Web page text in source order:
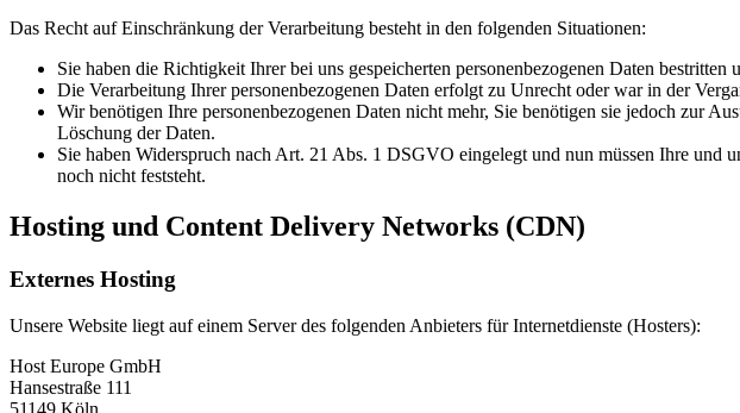
Das Recht auf Einschränkung der Verarbeitung besteht in den folgenden Situationen:
Sie haben die Richtigkeit Ihrer bei uns gespeicherten personenbezogenen Daten
Die Verarbeitung Ihrer personenbezogenen Daten erfolgt zu Unrecht oder war in der
Wir benötigen Ihre personenbezogenen Daten nicht mehr, Sie benötigen sie jedoch zur
Löschung der Daten.
Sie haben Widerspruch nach Art. 21 Abs. 1 DSGVO eingelegt und nun müssen Ihre und
noch nicht feststeht.
Hosting und Content Delivery Networks (CDN)
Externes Hosting
Unsere Website liegt auf einem Server des folgenden Anbieters für Internetdienste (Hosters):
Host Europe GmbH
Hansestraße 111
51149 Köln